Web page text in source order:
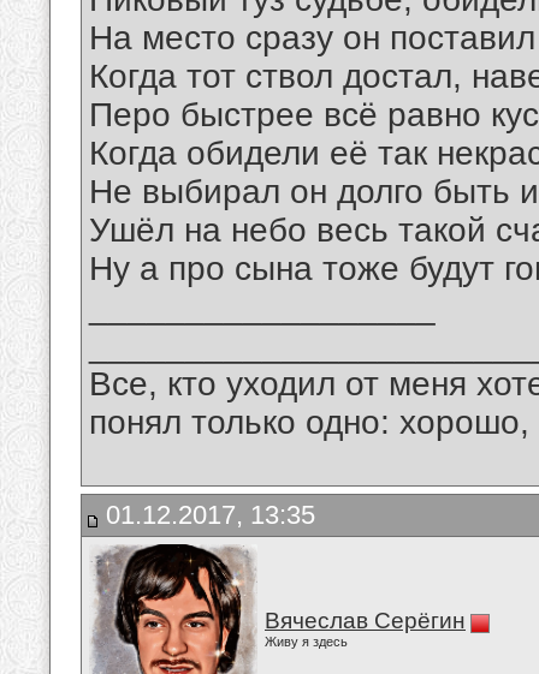
На место сразу он
Когда тот ствол достал,
Перо быстрее всё равно
Когда обидели её так
Не выбирал он долго быть
Ушёл на небо весь такой
Ну а про сына тоже будут
Все, кто уходил от меня
понял только одно:
01.12.2017, 13:35
Вячеслав Серёгин
Живу я здесь